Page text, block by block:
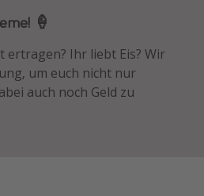
🍦
ertragen? Ihr liebt Eis? Wir
um euch nicht nur
auch noch Geld zu